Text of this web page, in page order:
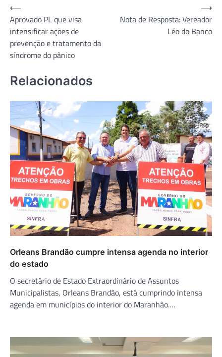
Navegação
de
Post
⟵
Aprovado PL que visa
intensificar ações de
prevenção e tratamento da
síndrome do pânico
Nota de Resposta: Vereador
Léo do Banco
⟶
Relacionados
Orleans Brandão cumpre intensa agenda no interior
do estado
O secretário de Estado Extraordinário de Assuntos
Municipalistas, Orleans Brandão, está cumprindo intensa
agenda em municípios do interior do Maranhão.…